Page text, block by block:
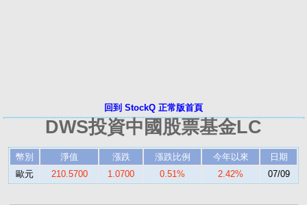
回到 StockQ 正常版首頁
DWS投資中國股票基金LC
幣別 淨值 漲跌 漲跌比例 今年以來
日期
歐元
210.5700 1.0700 0.51% 2.42% 07/09